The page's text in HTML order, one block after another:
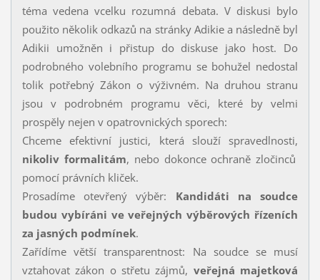
téma vedena vcelku rozumná debata. V diskusi bylo
použito několik odkazů na stránky Adikie a následně byl
Adikii umožněn i přistup do diskuse jako host. Do
podrobného volebního programu se bohužel nedostal
tolik potřebný Zákon o výživném. Na druhou stranu
jsou v podrobném programu věci, které by velmi
prospěly nejen v opatrovnických sporech:
Chceme efektivní justici, která slouží spravedlnosti,
nikoliv formalitám, nebo dokonce ochraně zločinců
pomocí právních kliček.
Prosadíme otevřený výběr: Kandidáti na soudce
budou vybíráni ve veřejných výběrových řízeních
za jasných podmínek.
Zařídíme větší transparentnost: Na soudce se musí
vztahovat zákon o střetu zájmů, veřejná majetková